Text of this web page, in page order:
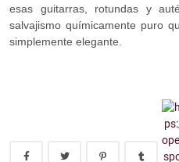
esas guitarras, rotundas y
salvajismo químicamente puro
simplemente elegante.